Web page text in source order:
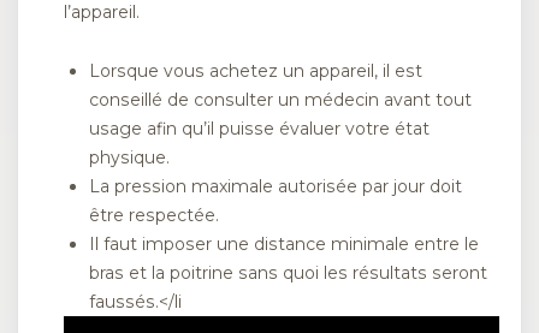
l’appareil.
Lorsque vous achetez un appareil, il est
conseillé de consulter un médecin avant tout
usage afin qu’il puisse évaluer votre état
physique.
La pression maximale autorisée par jour doit
être respectée.
Il faut imposer une distance minimale entre le
bras et la poitrine sans quoi les résultats seront
faussés.</li